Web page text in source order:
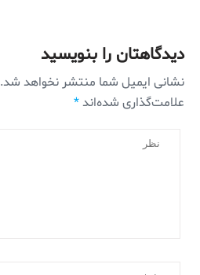
دیدگاهتان را بنویسید
نشانی ایمیل شما منتشر نخواهد شد.
علامت‌گذاری شده‌اند*